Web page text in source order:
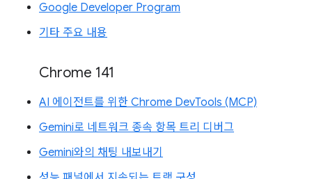
Google Developer Program
기타 주요 내용
Chrome 141
AI 에이전트를 위한 Chrome DevTools (MCP)
Gemini로 네트워크 종속 항목 트리 디버그
Gemini와의 채팅 내보내기